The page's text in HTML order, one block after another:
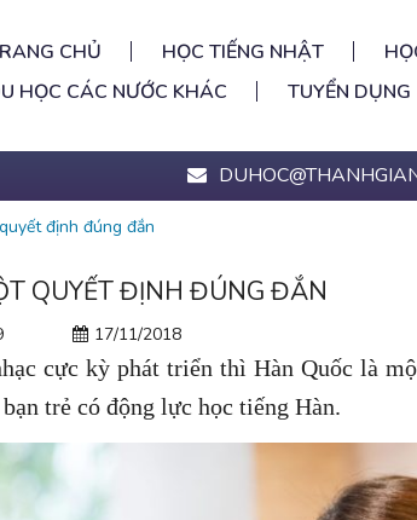
CHỦ HỌC TIẾNG NHẬT
HỌC CÁC NƯỚC KHÁC
TUYỂN DỤNG
định đúng đắn
QUYẾT ĐỊNH ĐÚNG ĐẮN
17/11/2018
cực kỳ phát triển thì Hàn Quốc là
trẻ có động lực học tiếng Hàn.